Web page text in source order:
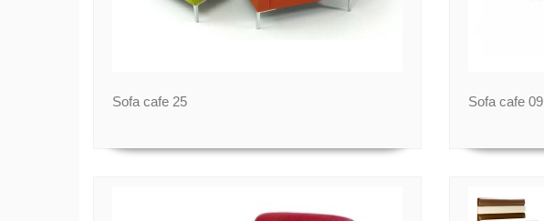
Sofa cafe 25 Sofa cafe 09